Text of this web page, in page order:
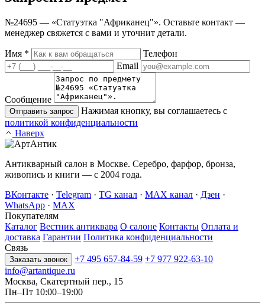
№24695 — «Статуэтка "Африканец"». Оставьте контакт —
менеджер свяжется с вами и уточнит детали.
Имя *
Телефон
Email
Сообщение
Отправить запрос
Нажимая кнопку, вы соглашаетесь с
политикой конфиденциальности
Наверх
Антикварный салон в Москве. Серебро, фарфор, бронза,
живопись и книги — с 2004 года.
ВКонтакте · Telegram · TG канал · MAX канал · Дзен ·
WhatsApp · MAX
Покупателям
Каталог Вестник антиквара О салоне Контакты Оплата и
доставка Гарантии Политика конфиденциальности
Связь
Заказать звонок +7 495 657-84-59 +7 977 922-63-10
info@artantique.ru
Москва, Скатертный пер., 15
Пн–Пт 10:00–19:00